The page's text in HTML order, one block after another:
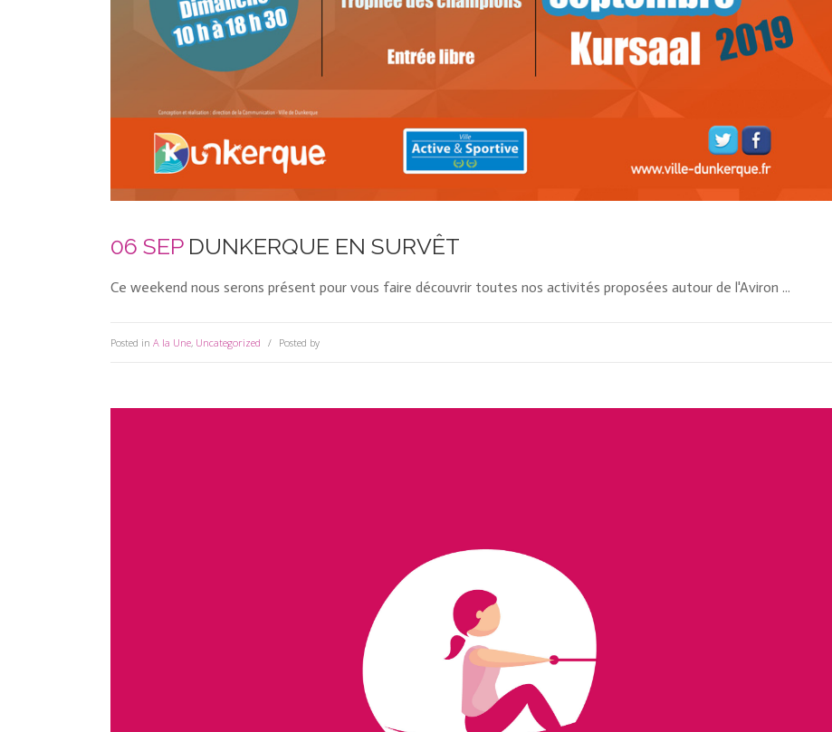
06 SEP DUNKERQUE EN SURVÊT
Ce weekend nous serons présent pour vous faire découvrir toutes nos activités proposées autour de l'Aviron ...
Posted in A la Une, Uncategorized Posted by